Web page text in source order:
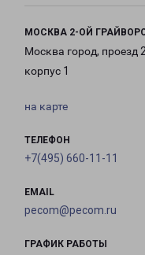
МОСКВА 2-ОЙ
Москва город, проезд
корпус 1
на карте
ТЕЛЕФОН
+7(495) 660-11-11
EMAIL
pecom@pecom.ru
ГРАФИК РАБОТЫ